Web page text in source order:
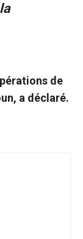
de
a déclaré.